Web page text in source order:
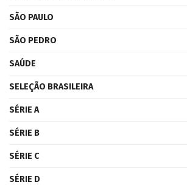
SÃO PAULO
SÃO PEDRO
SAÚDE
SELEÇÃO BRASILEIRA
SÉRIE A
SÉRIE B
SÉRIE C
SÉRIE D